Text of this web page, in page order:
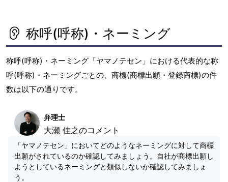
称呼(呼称)・ネーミング
称呼(呼称)・ネーミング「ヤマノテセン」における代表的な称
呼(呼称)・ネーミングごとの、商標(商標出願・登録商標)の件
数は以下の通りです。
弁理士
大瀬 佳之のコメント
「ヤマノテセン」においてどのようなネーミングに対して商標
出願がされているのか確認してみましょう。自社が商標出願し
ようとしているネーミングと類似しないか確認してみましょ
う。